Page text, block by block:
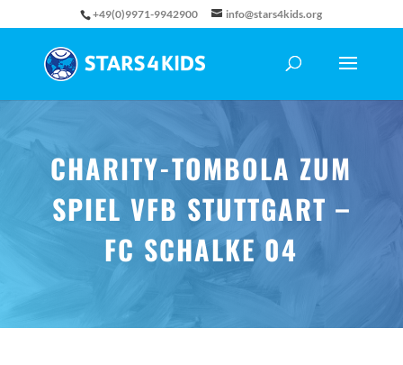
+49(0)9971-9942900 info@stars4kids.org
CHARITY-TOMBOLA ZUM
SPIEL VFB STUTTGART –
FC SCHALKE 04